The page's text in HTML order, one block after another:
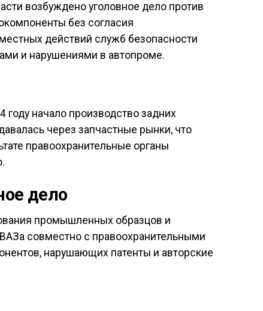
возбуждено уголовное дело против
без согласия
действий служб безопасности
и нарушениями в автопроме.
начало производство задних
через запчастные рынки, что
правоохранительные органы
дело
промышленных образцов и
совместно с правоохранительными
нарушающих патенты и авторские